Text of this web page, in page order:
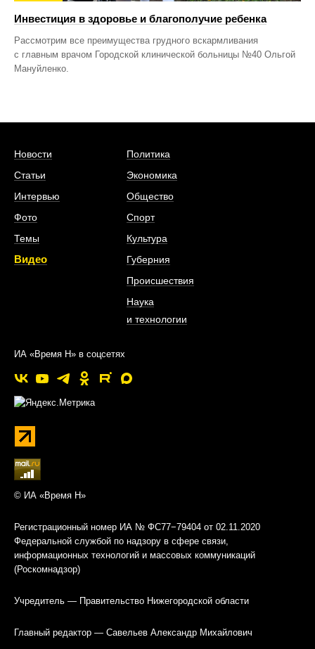
Инвестиция в здоровье и благополучие ребенка
Рассмотрим все преимущества грудного вскармливания
с главным врачом Городской клинической больницы №40 Ольгой
Мануйленко.
Новости
Статьи
Интервью
Фото
Темы
Видео
Политика
Экономика
Общество
Спорт
Культура
Губерния
Происшествия
Наука
и технологии
ИА «Время Н» в соцсетях
© ИА «Время Н»
Регистрационный номер ИА № ФС77−79404 от 02.11.2020
Федеральной службой по надзору в сфере связи,
информационных технологий и массовых коммуникаций
(Роскомнадзор)
Учредитель — Правительство Нижегородской области
Главный редактор — Савельев Александр Михайлович